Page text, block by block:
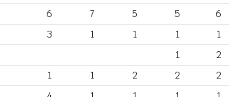
6 7 5 5 6
3 1 1 1 1
1
2
1 1 2 2 2